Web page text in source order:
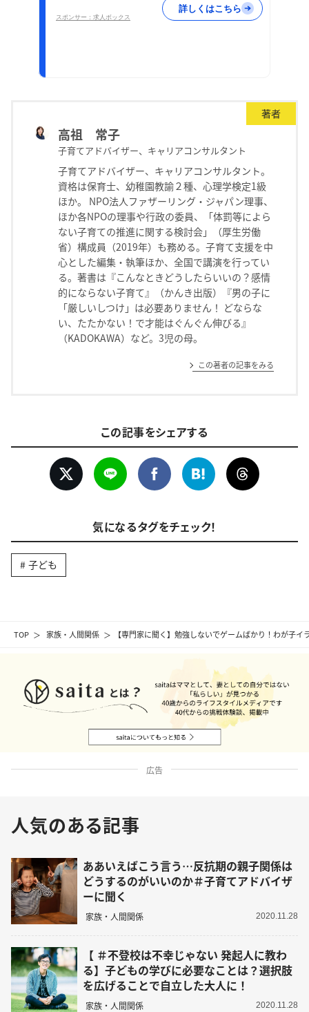
TOP 家族・人間関係 【専門家に聞く】勉強しないでゲームばかり！わが子
スポンサー：求人ボックス
詳しくはこちら
著者
高祖 常子
子育てアドバイザー、キャリアコンサルタント
子育てアドバイザー、キャリアコンサルタント。
資格は保育士、幼稚園教諭２種、心理学検定1級
ほか。 NPO法人ファザーリング・ジャパン理事、
ほか各NPOの理事や行政の委員、「体罰等によら
ない子育ての推進に関する検討会」（厚生労働
省）構成員（2019年）も務める。子育て支援を中
心とした編集・執筆ほか、全国で講演を行ってい
る。著書は『こんなときどうしたらいいの？感情
的にならない子育て』（かんき出版）『男の子に
「厳しいしつけ」は必要ありません！ どならな
い、たたかない！で才能はぐんぐん伸びる』
（KADOKAWA）など。3児の母。
この著者の記事をみる
この記事をシェアする
気になるタグをチェック！
子ども
広告
人気のある記事
ああいえばこう言う…反抗期の親子関係は
どうするのがいいのか＃子育てアドバイザ
ーに聞く
家族・人間関係 2020.11.28
【 ＃不登校は不幸じゃない 発起人に教わ
る】子どもの学びに必要なことは？選択肢
を広げることで自立した大人に！
家族・人間関係 2020.11.28